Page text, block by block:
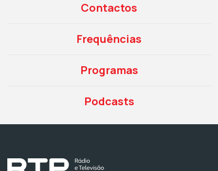
Contactos
Frequências
Programas
Podcasts